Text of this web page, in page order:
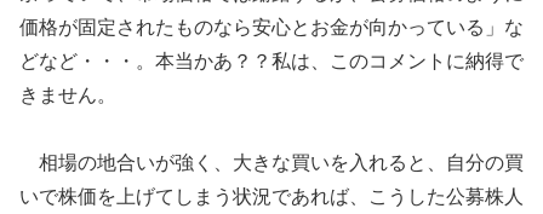
価格が固定されたものなら安心とお金が向かっている」な
どなど・・・。本当かあ？？私は、このコメントに納得で
きません。
相場の地合いが強く、大きな買いを入れると、自分の買
いで株価を上げてしまう状況であれば、こうした公募株人